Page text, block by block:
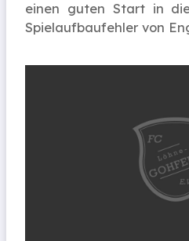
einen guten Start in
Spielaufbaufehler von